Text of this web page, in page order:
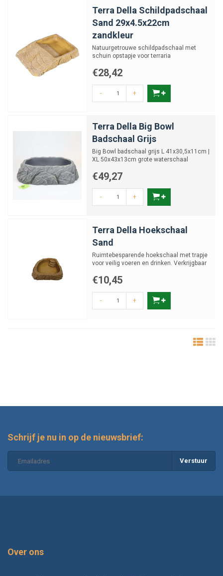
Terra Della Schildpadschaal
Sand 29x4.5x22cm
zandkleur
Natuurgetrouwe schildpadschaal met
schuin opstapje voor terraria
€28,42
- +
Terra Della Big Bowl
Badschaal Grijs
Big Bowl badschaal grijs L 41x30,5x11cm |
XL 50x43x13cm grote waterschaal
€49,27
- +
Terra Della Hoekschaal
Sand
Ruimtebesparende hoekschaal met trapje
voor veilig voeren en drinken. Verkrijgbaar
€10,45
- +
Schrijf je nu in op de nieuwsbrief:
Verstuur
Over ons